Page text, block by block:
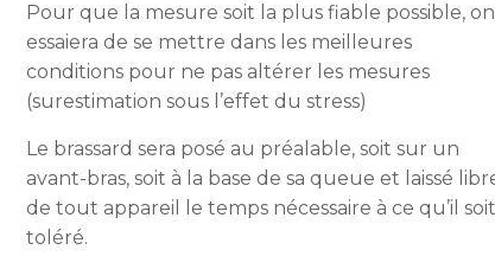
Pour que la mesure soit la plus fiable possible, on
essaiera de se mettre dans les meilleures
conditions pour ne pas altérer les mesures
(surestimation sous l’effet du stress)
Le brassard sera posé au préalable, soit sur un
avant-bras, soit à la base de sa queue et laissé
de tout appareil le temps nécessaire à ce qu’il soit
toléré.